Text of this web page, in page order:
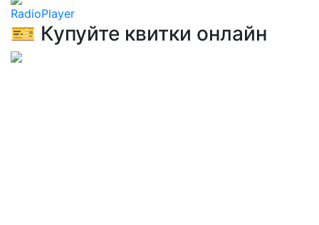
RadioPlayer
🎫 Купуйте квитки онлайн